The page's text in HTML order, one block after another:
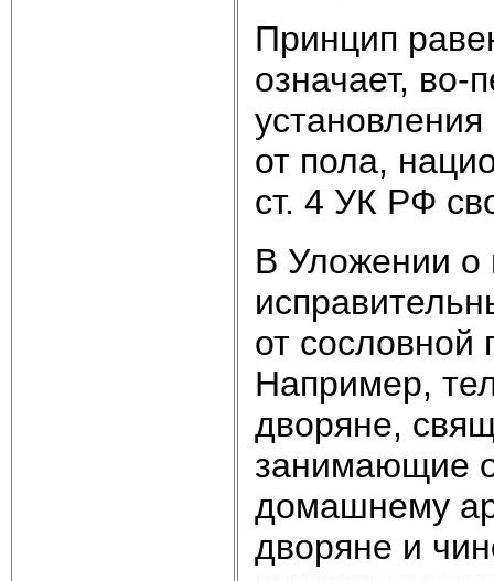
Принцип
означает, во-
от пола,
ст. 4 УК РФ
В Уложении о
от сословной
Например,
дворяне,
занимающие
домашнему
дворяне и